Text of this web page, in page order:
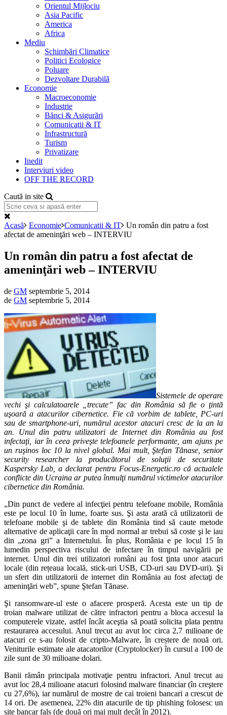
Orientul Mijlociu
Asia Pacific
America
Africa
Mediu
Schimbări Climatice
Politici Ecologice
Poluare
Dezvoltare Durabilă
Economie
Macroeconomie
Industrie
Bănci & Asigurări
Comunicatii & IT
Infrastructură
Turism
Privatizare
Inedit
Interviuri video
OFF THE RECORD
Caută in site
Acasă Economie Comunicatii & IT Un român din patru a fost
afectat de ameninţări web – INTERVIU
Un român din patru a fost afectat de
ameninţări web – INTERVIU
de GM septembrie 5, 2014
de GM septembrie 5, 2014
Sistemele de operare
vechi şi calculatoarele „trecute” fac din România să fie o ţintă
uşoară a atacurilor cibernetice. Fie că vorbim de tablete, PC-uri
sau de smartphone-uri, numărul acestor atacuri cresc de la an la
an. Unul din patru utilizatori de Internet din România au fost
infectaţi, iar în ceea priveşte telefoanele performante, am ajuns pe
un ruşinos loc 10 la nivel global. Mai mult, Ştefan Tănase, senior
security researcher la producătorul de soluţii de securitate
Kaspersky Lab, a declarat pentru Focus-Energetic.ro că actualele
conflicte din Ucraina ar putea înmulţi numărul victimelor atacurilor
cibernetice din România.
„Din punct de vedere al infecţiei pentru telefoane mobile, România
este pe locul 10 în lume, foarte sus. Şi asta arată că utilizatorii de
telefoane mobile şi de tablete din România tind să caute metode
alternative de aplicaţii care în mod normal ar trebui să coste şi le iau
din „zona gri” a Internetului. În plus, România e pe locul 15 în
lumedin perspectiva riscului de infectare în timpul navigării pe
internet. Unul din trei utilizatori români au fost ţinta unor atacuri
locale (din rețeaua locală, stick‐uri USB, CD-uri sau DVD-uri). Şi
un sfert din utilizatorii de internet din România au fost afectaţi de
ameninţări web”, spune Ştefan Tănase.
Şi ransomware-ul este o afacere prosperă. Acesta este un tip de
troian malware utilizat de către infractori pentru a bloca accesul la
computerele vizate, astfel încât aceştia să poată solicita plata pentru
restaurarea accesului. Anul trecut au avut loc circa 2,7 milioane de
atacuri ce s‐au folosit de cripto-Malware, în creștere de nouă ori.
Veniturile estimate ale atacatorilor (Cryptolocker) în cursul a 100 de
zile sunt de 30 milioane dolari.
Banii rămân principala motivaţie pentru infractori. Anul trecut au
avut loc 28,4 milioane atacuri folosind malware financiar (în creştere
cu 27,6%), iar numărul de mostre de cai troieni bancari a crescut de
14 ori. De asemenea, 22% din atacurile de tip phishing folosesc un
site bancar fals (de două ori mai mult decât în 2012).